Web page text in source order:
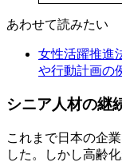
あわせて読みたい
女性活躍推進
や行動計画の
シニア人材の継
これまで日本の企
した。しかし高齢